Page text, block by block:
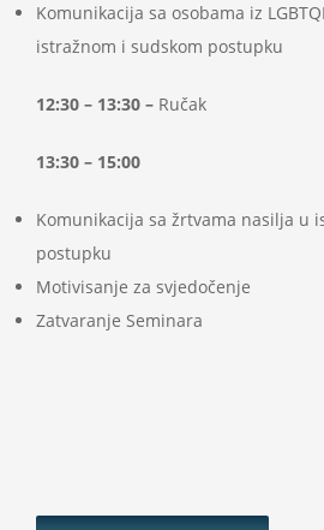
Komunikacija sa osobama iz
istražnom i sudskom postupku
12:30 – 13:30 – Ručak
13:30 – 15:00
Komunikacija sa žrtvama nasilja u
postupku
Motivisanje za svjedočenje
Zatvaranje Seminara